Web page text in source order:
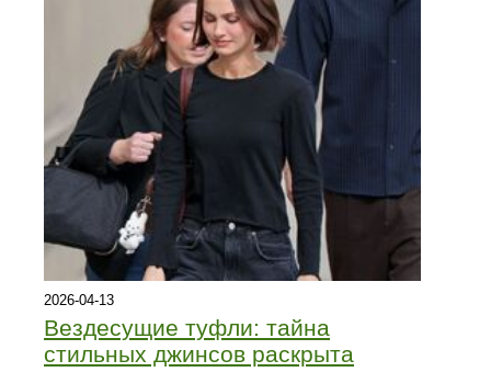
2026-04-13
Вездесущие туфли: тайна
стильных джинсов раскрыта